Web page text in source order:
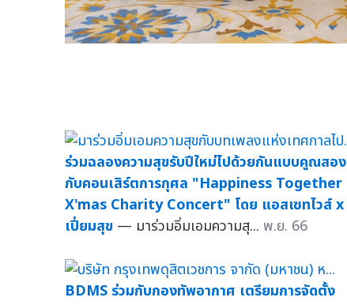
ร่วมฉลองความสุขรับปีใหม่ไปด้วยกันแบบคูณสอง
กับคอนเสิร์ตการกุศล "Happiness Together
X'mas Charity Concert" โดย แอสเซทไวส์ x
เปี่ยมสุข — มาร่วมอิ่มเอมความสุ... พ.ย. 66
BDMS ร่วมกับกองทัพอากาศ เตรียมการจัดตั้ง